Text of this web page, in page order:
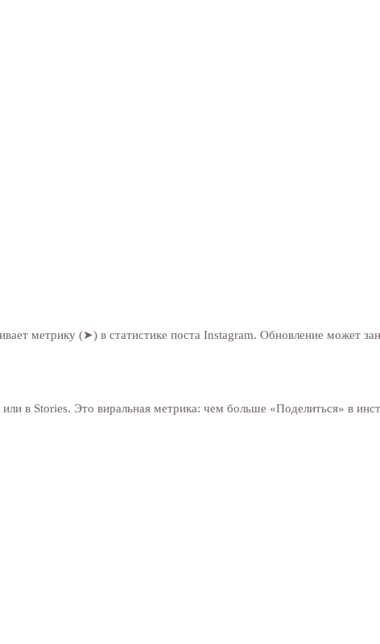
метрику (➤) в статистике поста Instagram. Обновление может
в Stories. Это виральная метрика: чем больше «Поделиться» в